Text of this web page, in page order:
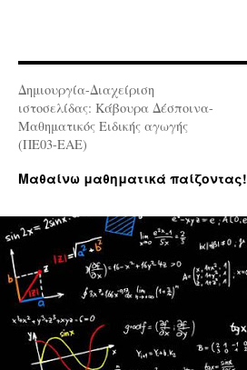
Δημιουργία-Διαχείριση
ιστοσελίδας: Κάβουρα Δέσποινα-
Μαθηματικός Ειδικής αγωγής
(ΠΕ03-ΕΑΕ)
Μαθαίνω μαθηματικά παίζοντας!